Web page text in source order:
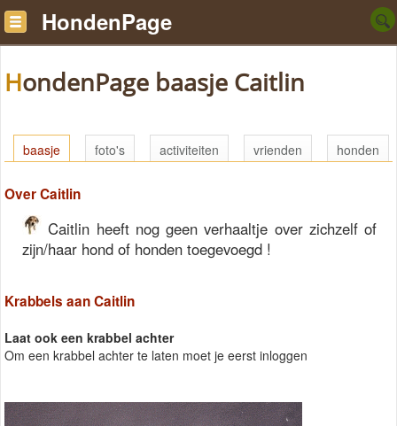
HondenPage
HondenPage baasje Caitlin
baasje foto's activiteiten vrienden honden
Over Caitlin
Caitlin heeft nog geen verhaaltje over zichzelf of
zijn/haar hond of honden toegevoegd !
Krabbels aan Caitlin
Laat ook een krabbel achter
Om een krabbel achter te laten moet je eerst inloggen